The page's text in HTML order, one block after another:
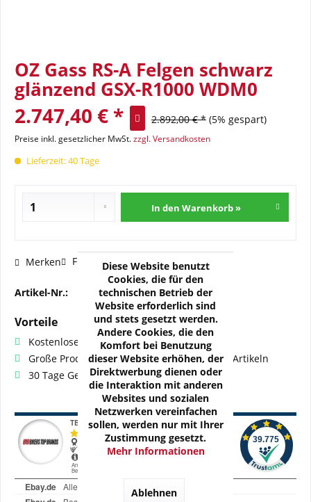
OZ Gass RS-A Felgen schwarz
glänzend GSX-R1000 WDM0
2.747,40 € * 2.892,00 € * (5% gespart)
Preise inkl. gesetzlicher MwSt.zzgl. Versandkosten
Lieferzeit: 40 Tage
In den Warenkorb »
Merken Fragen zum Artikel?
Artikel-Nr.: OZ-H-SUZ07-01N
Vorteile
Kostenloser Versand ab € 60,- Bestellwert
Große Produktauswahl mit mehr als 80.000 Artikeln
30 Tage Geld-Zurück-Garantie
Diese Website benutzt
Cookies, die für den
technischen Betrieb der
Website erforderlich sind
und stets gesetzt werden.
Andere Cookies, die den
Komfort bei Benutzung
dieser Website erhöhen, der
Direktwerbung dienen oder
die Interaktion mit anderen
Websites und sozialen
Netzwerken vereinfachen
sollen, werden nur mit Ihrer
Zustimmung gesetzt.
Mehr Informationen
Ablehnen